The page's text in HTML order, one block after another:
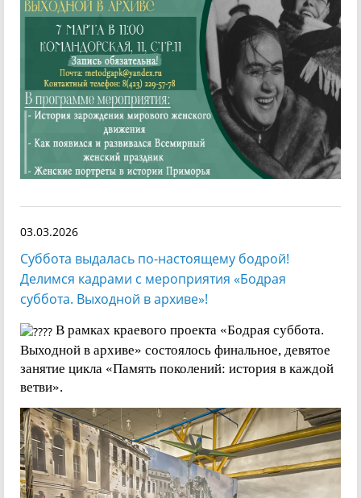
03.03.2026
Суббота выдалась по-настоящему бодрой!
Делимся кадрами с мероприятия «Бодрая
суббота. Выходной в архиве»!
В рамках краевого проекта «Бодрая суббота.
Выходной в архиве» состоялось финальное, девятое
занятие цикла «Память поколений: история в каждой
ветви».